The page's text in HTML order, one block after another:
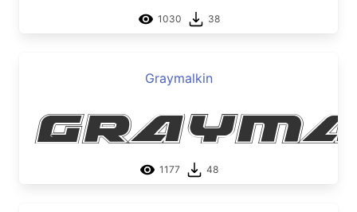
1030 38
Graymalkin
1177 48